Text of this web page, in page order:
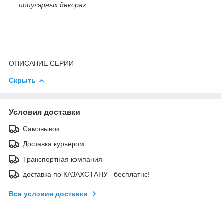
популярных декорах
ОПИСАНИЕ СЕРИИ
Скрыть
Условия доставки
Самовывоз
Доставка курьером
Транспортная компания
доставка по КАЗАХСТАНУ - бесплатно!
Все условия доставки